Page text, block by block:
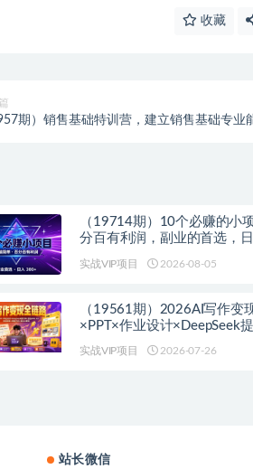
收藏
期）销售基础特训营，建立销售基础专业
（19714期）10个必赚的小
分百有利润，副业的首选，
实战VIP项目 2026-08-05
（19561期）2026AI写作变
×PPT×作业设计×DeepSeek
实战VIP项目 2026-07-26
站长微信